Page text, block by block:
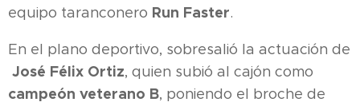
equipo taranconero Run Faster.
En el plano deportivo, sobresalió la actuación de
José Félix Ortiz, quien subió al cajón como
campeón veterano B, poniendo el broche de